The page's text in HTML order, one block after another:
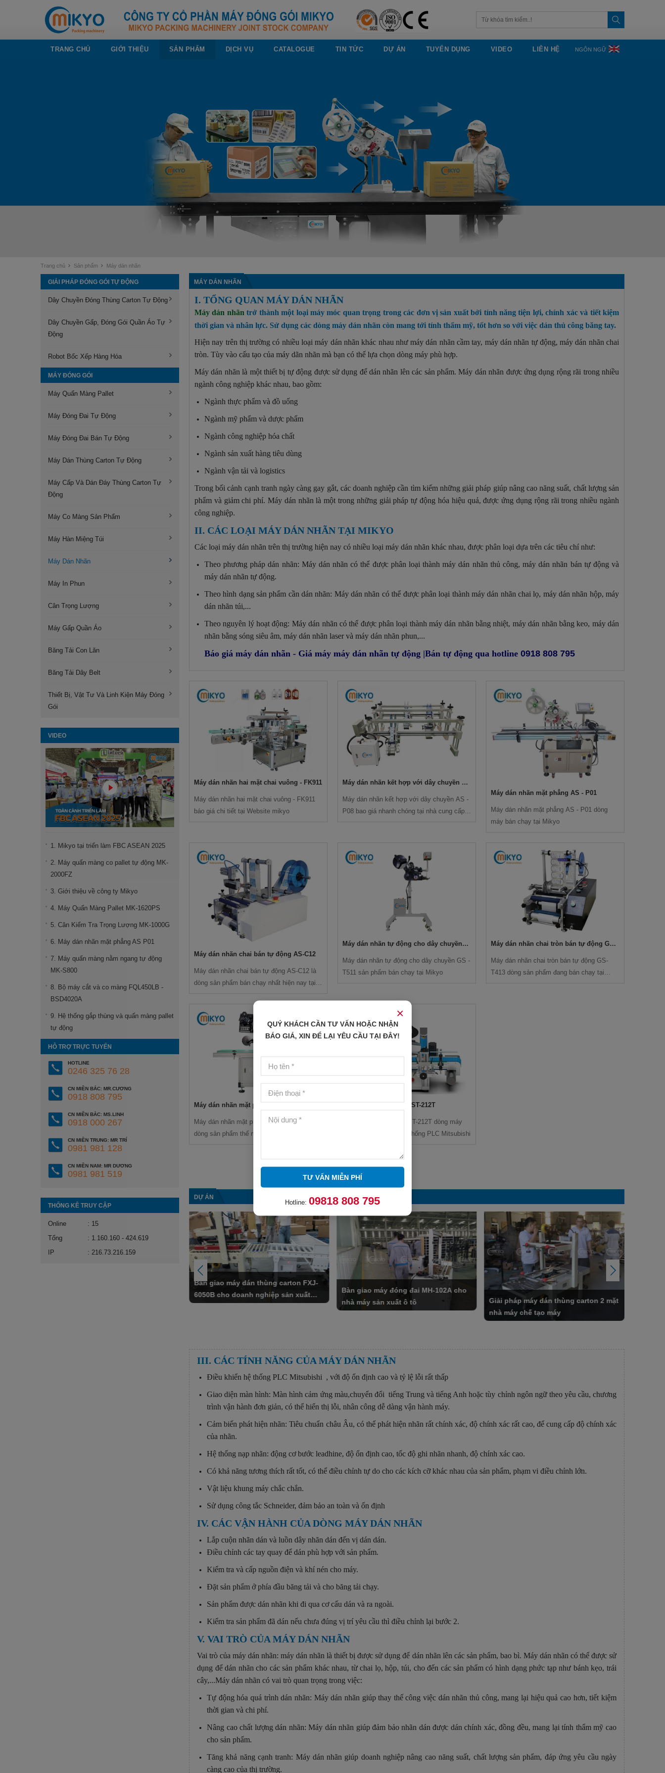
TRANG CHỦ GIỚI THIỆU SẢN PHẨM DỊCH VỤ CATALOGUE TIN TỨC DỰ ÁN TUYỂN DỤNG VIDEO LIÊN HỆ NGÔN NGỮ
Trang chủ Sản phẩm Máy dán nhãn
MÁY DÁN NHÃN
I. TỔNG QUAN MÁY DÁN NHÃN
Máy dán nhãntrở thành một loại máy móc quan trọng trong các đơn vị sản xuất bởi tính năng tiện lợi, chính xác và tiết kiệm
thời gian và nhân lực. Sử dụng các dòng máy dán nhãn còn mang tới tính thẩm mỹ, tốt hơn so với việc dán thủ công băng tay.
Hiện nay trên thị trường có nhiều loại máy dán nhãn khác nhau như máy dán nhãn cầm tay, máy dán nhãn tự động, máy dán nhãn chai
tròn. Tùy vào cấu tạo của máy dãn nhãn mà bạn có thể lựa chọn dòng máy phù hợp.
Máy dán nhãn là một thiết bị tự động được sử dụng để dán nhãn lên các sản phẩm. Máy dán nhãn được ứng dụng rộng rãi trong nhiều
ngành công nghiệp khác nhau, bao gồm:
Ngành thực phẩm và đồ uống
Ngành mỹ phẩm và dược phẩm
Ngành công nghiệp hóa chất
Ngành sản xuất hàng tiêu dùng
Ngành vận tải và logistics
Trong bối cảnh cạnh tranh ngày càng gay gắt, các doanh nghiệp cần tìm kiếm những giải pháp giúp nâng cao năng suất, chất lượng sản
phẩm và giảm chi phí. Máy dán nhãn là một trong những giải pháp tự động hóa hiệu quả, được ứng dụng rộng rãi trong nhiều ngành
công nghiệp.
II. CÁC LOẠI MÁY DÁN NHÃN TẠI MIKYO
Các loại máy dán nhãn trên thị trường hiện nay có nhiều loại máy dán nhãn khác nhau, được phân loại dựa trên các tiêu chí như:
Theo phương pháp dán nhãn: Máy dán nhãn có thể được phân loại thành máy dán nhãn thủ công, máy dán nhãn bán tự động và
máy dán nhãn tự động.
Theo hình dạng sản phẩm cần dán nhãn: Máy dán nhãn có thể được phân loại thành máy dán nhãn chai lọ, máy dán nhãn hộp, máy
dán nhãn túi,...
Theo nguyên lý hoạt động: Máy dán nhãn có thể được phân loại thành máy dán nhãn bằng nhiệt, máy dán nhãn bằng keo, máy dán
nhãn bằng sóng siêu âm, máy dán nhãn laser và máy dán nhãn phun,...
Báo giá máy dán nhãn - Giá máy máy dán nhãn tự động |Bán tự động qua hotline 0918 808 795
Máy dán nhãn hai mặt chai vuông - FK911
Máy dán nhãn hai mặt chai vuông - FK911
báo giá chi tiết tại Website mikyo
Máy dán nhãn kết hợp với dây chuyền AS
Máy dán nhãn kết hợp với dây chuyền AS -
P08 bao giá nhanh chóng tại nhà cung cấp
Máy dán nhãn mặt phẳng AS - P01
Máy dán nhãn mặt phẳng AS - P01 dòng
máy bán chạy tại Mikyo
Máy dán nhãn chai bán tự động AS-C12
Máy dán nhãn chai bán tự động AS-C12 là
dòng sản phẩm bán chạy nhất hiện nay tại
Máy dán nhãn tự động cho dây chuyền
Máy dán nhãn tự động cho dây chuyền GS -
T511 sản phẩm bán chạy tại Mikyo
Máy dán nhãn chai tròn bán tự động GS-
Máy dán nhãn chai tròn bán tự động GS-
T413 dòng sản phẩm đang bán chạy tại
Máy dán nhãn mặt phẳng - GST T113
Máy dán nhãn mặt phẳng - GST T113 là
dòng sản phẩm thế mạnh mới gia nhập
Máy dán nhãn chai - GST-212T
Máy dán nhãn chai - GST-212T dòng máy
sử dụng Điều khiển hệ thống PLC Mitsubishi
DỰ ÁN
Bàn giao máy dán thùng carton FXJ-
6050B cho doanh nghiệp sản xuất
Bàn giao máy đóng đai MH-102A cho
nhà máy sản xuất ô tô
Giải pháp máy dán thùng carton 2 mặt
nhà máy chế tạo máy
III. CÁC TÍNH NĂNG CỦA MÁY DÁN NHÃN
Điều khiển hệ thống PLC Mitsubishi , với độ ổn định cao và tỷ lệ lỗi rất thấp
Giao diện màn hình: Màn hình cảm ứng màu,chuyển đổi tiếng Trung và tiếng Anh hoặc tùy chỉnh ngôn ngữ theo yêu cầu, chương
trình vận hành đơn giản, có thể hiển thị lỗi, nhân công dễ dàng vận hành máy.
Cảm biến phát hiện nhãn: Tiêu chuẩn châu Âu, có thể phát hiện nhãn rất chính xác, độ chính xác rất cao, để cung cấp độ chính xác
của nhãn.
Hệ thống nạp nhãn: động cơ bước leadhine, độ ổn định cao, tốc độ ghi nhãn nhanh, độ chính xác cao.
Có khả năng tương thích rất tốt, có thể điều chỉnh tự do cho các kích cỡ khác nhau của sản phẩm, phạm vi điều chỉnh lớn.
Vật liệu khung máy chắc chắn.
Sử dụng công tắc Schneider, đảm bảo an toàn và ổn định
IV. CÁC VẬN HÀNH CỦA DÒNG MÁY DÁN NHÃN
Lắp cuộn nhãn dán và luồn dây nhãn dán đến vị dán dán.
Điều chỉnh các tay quay để dán phù hợp với sản phẩm.
Kiểm tra và cấp nguồn điện và khí nén cho máy.
Đặt sản phẩm ở phía đầu băng tải và cho băng tải chạy.
Sản phẩm được dán nhãn khi đi qua cơ cấu dán và ra ngoài.
Kiểm tra sản phẩm đã dán nếu chưa đúng vị trí yêu cầu thì điều chỉnh lại bước 2.
V. VAI TRÒ CỦA MÁY DÁN NHÃN
Vai trò của máy dán nhãn: máy dán nhãn là thiết bị được sử dụng để dán nhãn lên các sản phẩm, bao bì. Máy dán nhãn có thể được sử
dụng để dán nhãn cho các sản phẩm khác nhau, từ chai lọ, hộp, túi, cho đến các sản phẩm có hình dạng phức tạp như bánh kẹo, trái
cây,...Máy dán nhãn có vai trò quan trọng trong việc:
Tự động hóa quá trình dán nhãn: Máy dán nhãn giúp thay thế công việc dán nhãn thủ công, mang lại hiệu quả cao hơn, tiết kiệm
thời gian và chi phí.
Nâng cao chất lượng dán nhãn: Máy dán nhãn giúp đảm bảo nhãn dán được dán chính xác, đồng đều, mang lại tính thẩm mỹ cao
cho sản phẩm.
Tăng khả năng cạnh tranh: Máy dán nhãn giúp doanh nghiệp nâng cao năng suất, chất lượng sản phẩm, đáp ứng yêu cầu ngày
càng cao của thị trường.
GIẢI PHÁP ĐÓNG GÓI TỰ ĐỘNG
Dây Chuyền Đóng Thùng Carton Tự Động
Dây Chuyền Gấp, Đóng Gói Quần Áo Tự
Động
Robot Bốc Xếp Hàng Hóa
MÁY ĐÓNG GÓI
Máy Quấn Màng Pallet
Máy Đóng Đai Tự Động
Máy Đóng Đai Bán Tự Động
Máy Dán Thùng Carton Tự Động
Máy Cấp Và Dán Đáy Thùng Carton Tự
Động
Máy Co Màng Sản Phẩm
Máy Hàn Miệng Túi
Máy Dán Nhãn
Máy In Phun
Cân Trọng Lượng
Máy Gấp Quần Áo
Băng Tải Con Lăn
Băng Tải Dây Belt
Thiết Bị, Vật Tư Và Linh Kiện Máy Đóng
Gói
VIDEO
1. Mikyo tại triển làm FBC ASEAN 2025
2. Máy quấn màng co pallet tự động MK-
2000FZ
3. Giới thiệu về công ty Mikyo
4. Máy Quấn Màng Pallet MK-1620PS
5. Cân Kiểm Tra Trọng Lượng MK-1000G
6. Máy dán nhãn mặt phẳng AS P01
7. Máy quấn màng nằm ngang tự động
MK-S800
8. Bộ máy cắt và co màng FQL450LB -
BSD4020A
9. Hệ thống gắp thùng và quấn màng pallet
tự động
HỖ TRỢ TRỰC TUYẾN
HOTLINE
0246 325 76 28
CN MIỀN BẮC: MR.CƯƠNG
0918 808 795
CN MIỀN BẮC: MS.LINH
0918 000 267
CN MIỀN TRUNG: MR TRÍ
0981 981 128
CN MIỀN NAM: MR DƯƠNG
0981 981 519
THỐNG KÊ TRUY CẬP
Online
: 15
Tổng
: 1.160.160 - 424.619
IP
: 216.73.216.159
×
QUÝ KHÁCH CẦN TƯ VẤN HOẶC NHẬN
BÁO GIÁ, XIN ĐỂ LẠI YÊU CẦU TẠI ĐÂY!
TƯ VẤN MIỄN PHÍ
Hotline: 09818 808 795